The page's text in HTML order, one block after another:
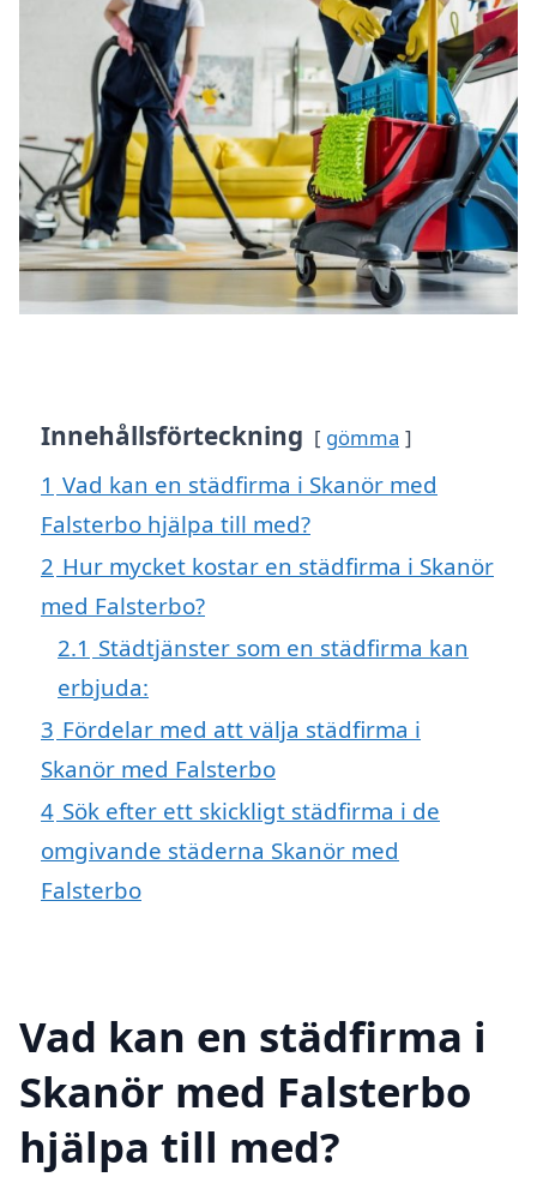
Innehållsförteckning gömma
1 Vad kan en städfirma i Skanör med
Falsterbo hjälpa till med?
2 Hur mycket kostar en städfirma i Skanör
med Falsterbo?
2.1 Städtjänster som en städfirma kan
erbjuda:
3 Fördelar med att välja städfirma i
Skanör med Falsterbo
4 Sök efter ett skickligt städfirma i de
omgivande städerna Skanör med
Falsterbo
Vad kan en städfirma i
Skanör med Falsterbo
hjälpa till med?